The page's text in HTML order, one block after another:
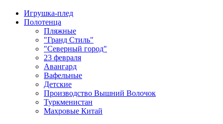
Игрушка-плед
Полотенца
Пляжные
"Гранд Стиль"
"Северный город"
23 февраля
Авангард
Вафельные
Детские
Производство Вышний Волочок
Туркменистан
Махровые Китай